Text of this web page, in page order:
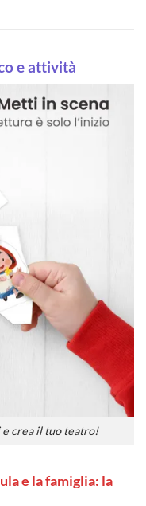
e attività
e crea il tuo teatro!
e la famiglia: la